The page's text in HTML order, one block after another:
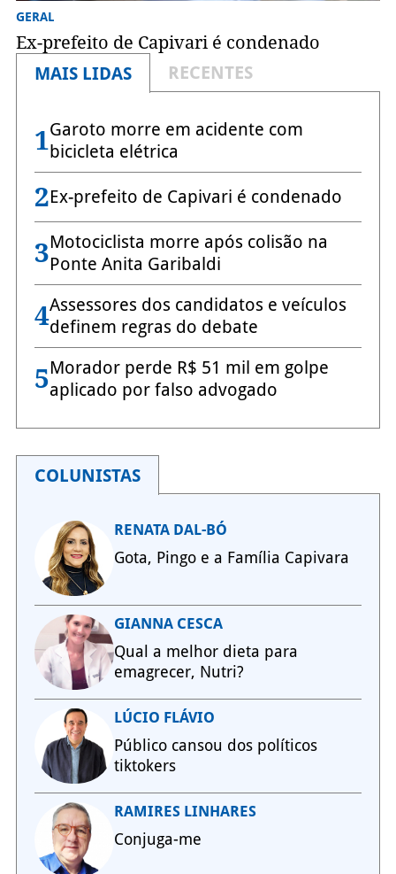
GERAL
Ex-prefeito de Capivari é condenado
MAIS LIDAS
RECENTES
1Garoto morre em acidente com
bicicleta elétrica
2Ex-prefeito de Capivari é condenado
3Motociclista morre após colisão na
Ponte Anita Garibaldi
4Assessores dos candidatos e veículos
definem regras do debate
5Morador perde R$ 51 mil em golpe
aplicado por falso advogado
COLUNISTAS
RENATA DAL-BÓ
Gota, Pingo e a Família Capivara
GIANNA CESCA
Qual a melhor dieta para
emagrecer, Nutri?
LÚCIO FLÁVIO
Público cansou dos políticos
tiktokers
RAMIRES LINHARES
Conjuga-me